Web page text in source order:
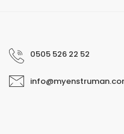
0505 526 22 52